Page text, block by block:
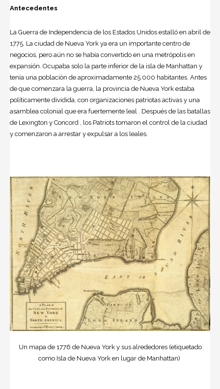
Antecedentes
La Guerra de Independencia de los Estados Unidos estalló en abril de
1775. La ciudad de Nueva York ya era un importante centro de
negocios, pero aún no se había convertido en una metrópolis en
expansión. Ocupaba solo la parte inferior de la isla de Manhattan y
tenía una población de aproximadamente 25.000 habitantes. Antes
de que comenzara la guerra, la provincia de Nueva York estaba
políticamente dividida, con organizaciones patriotas activas y una
asamblea colonial que era fuertemente leal . Después de las batallas
de Lexington y Concord , los Patriots tomaron el control de la ciudad
y comenzaron a arrestar y expulsar a los leales.
Un mapa de 1776 de Nueva York y sus alrededores (etiquetado
como Isla de Nueva York en lugar de Manhattan)